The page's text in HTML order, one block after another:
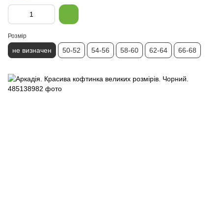
Розмір
не визначен 50-52 54-56 58-60 62-64 66-68